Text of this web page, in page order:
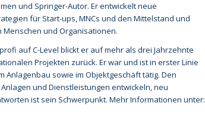
und Springer-Autor. Er entwickelt neue
für Start-ups, MNCs und den Mittelstand und
und Organisationen.
auf C-Level blickt er auf mehr als drei Jahrzehnte
Projekten zurück. Er war und ist in erster Linie
sowie im Objektgeschäft tätig. Den
und Dienstleistungen entwickeln, neu
ist sein Schwerpunkt. Mehr Informationen unter: